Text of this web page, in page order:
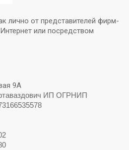
лично от представителей фирм-
или посредством
9А
ИП ОГРНИП